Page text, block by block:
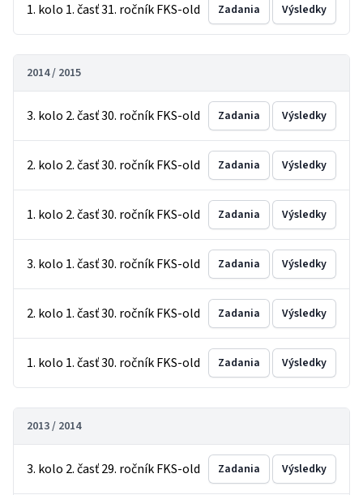
1. kolo 1. časť 31. ročník FKS-old Zadania Výsledky
2014 / 2015
3. kolo 2. časť 30. ročník FKS-old Zadania Výsledky
2. kolo 2. časť 30. ročník FKS-old Zadania Výsledky
1. kolo 2. časť 30. ročník FKS-old Zadania Výsledky
3. kolo 1. časť 30. ročník FKS-old Zadania Výsledky
2. kolo 1. časť 30. ročník FKS-old Zadania Výsledky
1. kolo 1. časť 30. ročník FKS-old Zadania Výsledky
2013 / 2014
3. kolo 2. časť 29. ročník FKS-old Zadania Výsledky